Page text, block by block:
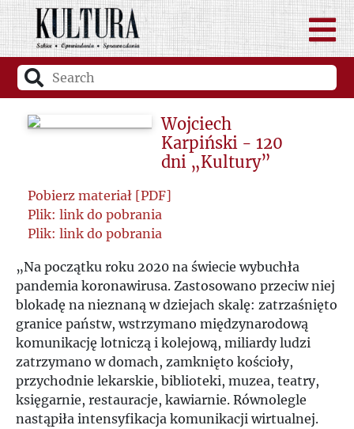
Wojciech
Karpiński - 120
dni „Kultury”
Pobierz materiał [PDF]
Plik: link do pobrania
Plik: link do pobrania
„Na początku roku 2020 na świecie wybuchła
pandemia koronawirusa. Zastosowano przeciw niej
blokadę na nieznaną w dziejach skalę: zatrzaśnięto
granice państw, wstrzymano międzynarodową
komunikację lotniczą i kolejową, miliardy ludzi
zatrzymano w domach, zamknięto kościoły,
przychodnie lekarskie, biblioteki, muzea, teatry,
księgarnie, restauracje, kawiarnie. Równolegle
nastąpiła intensyfikacja komunikacji wirtualnej.